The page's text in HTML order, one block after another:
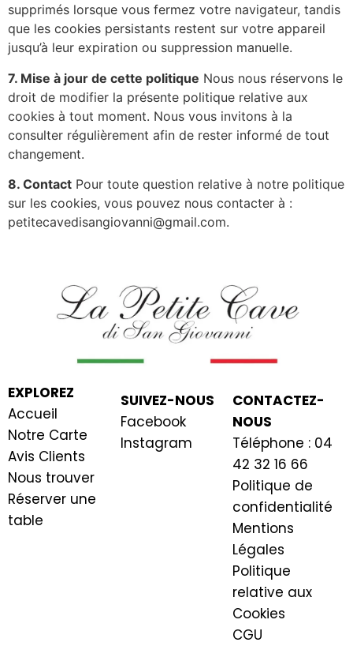
supprimés lorsque vous fermez votre navigateur, tandis
que les cookies persistants restent sur votre appareil
jusqu’à leur expiration ou suppression manuelle.
7. Mise à jour de cette politique Nous nous réservons le
droit de modifier la présente politique relative aux
cookies à tout moment. Nous vous invitons à la
consulter régulièrement afin de rester informé de tout
changement.
8. Contact Pour toute question relative à notre politique
sur les cookies, vous pouvez nous contacter à :
petitecavedisangiovanni@gmail.com.
EXPLOREZ
Accueil
Notre Carte
Avis Clients
Nous trouver
Réserver une
table
SUIVEZ-NOUS
Facebook
Instagram
CONTACTEZ-
NOUS
Téléphone : 04
42 32 16 66
Politique de
confidentialité
Mentions
Légales
Politique
relative aux
Cookies
CGU